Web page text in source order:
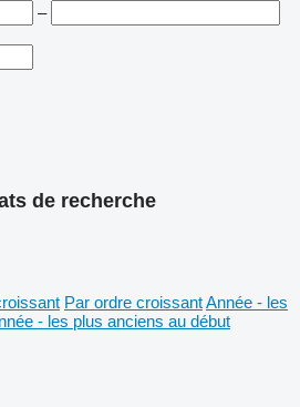
–
de recherche
Par ordre croissantAnnée - les
- les plus anciens au début